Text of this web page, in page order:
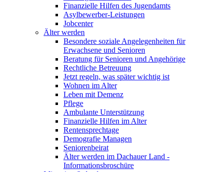
Finanzielle Hilfen des Jugendamts
Asylbewerber-Leistungen
Jobcenter
Älter werden
Besondere soziale Angelegenheiten für
Erwachsene und Senioren
Beratung für Senioren und Angehörige
Rechtliche Betreuung
Jetzt regeln, was später wichtig ist
Wohnen im Alter
Leben mit Demenz
Pflege
Ambulante Unterstützung
Finanzielle Hilfen im Alter
Rentensprechtage
Demografie Managen
Seniorenbeirat
Älter werden im Dachauer Land -
Informationsbroschüre